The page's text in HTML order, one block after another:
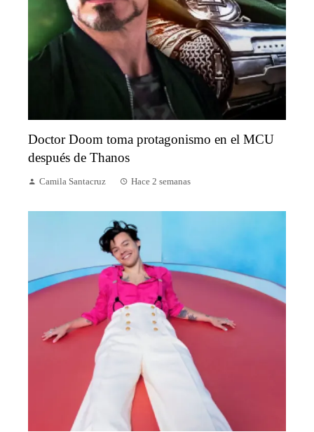
Doctor Doom toma protagonismo en el MCU
después de Thanos
Camila Santacruz Hace 2 semanas